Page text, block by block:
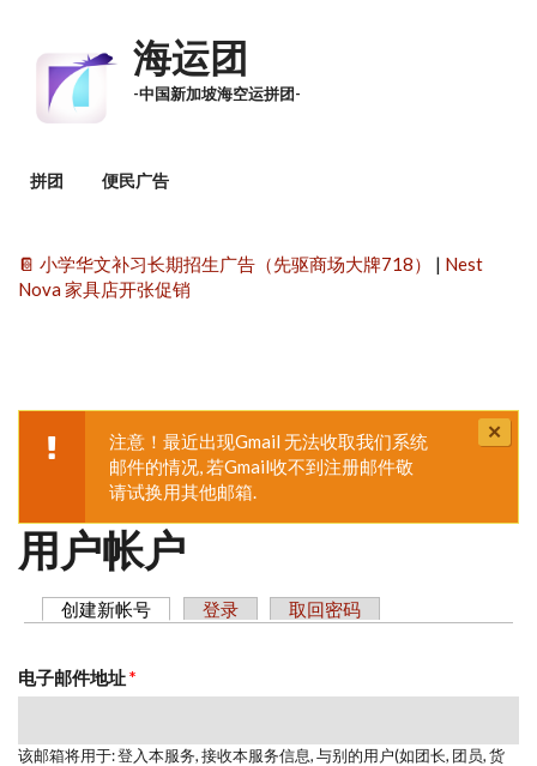
海运团
-中国新加坡海空运拼团-
主菜单
拼团 便民广告
📔 小学华文补习长期招生广告（先驱商场大牌718） | Nest
Nova 家具店开张促销
警告信息
注意！最近出现Gmail 无法收取我们系统
邮件的情况, 若Gmail收不到注册邮件敬
请试换用其他邮箱.
用户帐户
创建新帐号 （活动标签）
登录 取回密码
电子邮件地址*
该邮箱将用于: 登入本服务, 接收本服务信息, 与别的用户(如团长, 团员, 货